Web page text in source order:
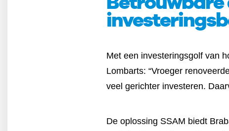
Met een investeringsgolf van
Lombarts: “Vroeger
veel gerichter investeren.
De oplossing SSAM biedt